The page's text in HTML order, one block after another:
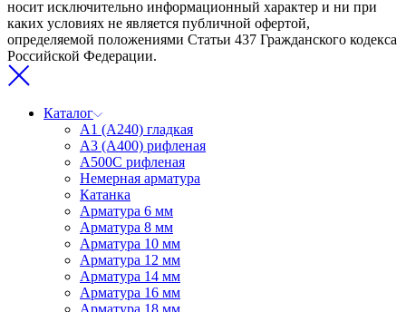
носит исключительно информационный характер и ни при
каких условиях не является публичной офертой,
определяемой положениями Статьи 437 Гражданского кодекса
Российской Федерации.
Каталог
А1 (А240) гладкая
А3 (А400) рифленая
А500С рифленая
Немерная арматура
Катанка
Арматура 6 мм
Арматура 8 мм
Арматура 10 мм
Арматура 12 мм
Арматура 14 мм
Арматура 16 мм